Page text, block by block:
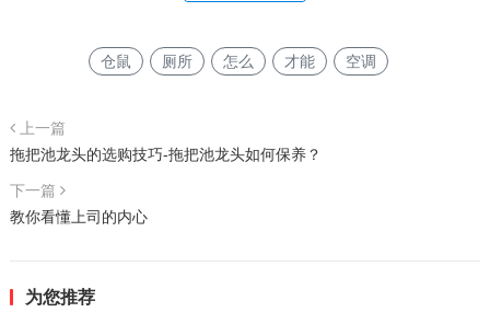
仓鼠 厕所 怎么 才能 空调
上一篇
拖把池龙头的选购技巧-拖把池龙头如何保养？
下一篇
教你看懂上司的内心
为您推荐